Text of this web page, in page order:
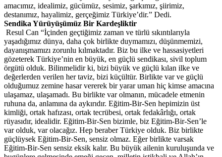
amacımız, idealimiz, gücümüz, sesimiz, şarkımız, şiirimiz,
destanımız, hayalimiz, gerçeğimiz Türkiye’dir.” Dedi.
Sendika Yürüyüşümüz Bir Kardeşliktir
Resul Can “İçinden geçtiğimiz zaman ve türlü sıkıntılarıyla
yaşadığımız dünya, daha çok birlikte duymamızı, düşünmemizi,
dayanışmamızı zorunlu kılmaktadır. Biz bu ilke ve hassasiyetleri
gözeterek Türkiye’nin en büyük, en güçlü sendikası, sivil toplum
örgütü olduk. Bilinmelidir ki, bizi büyük ve güçlü kılan ilke ve
değerlerden verilen her taviz, bizi küçültür. Birlikte var ve güçlü
olduğumuz zemine hasar vererek bir yarar uman hiç kimse amacına
ulaşamaz, ulaşamadı. Bu birlikte var olmanın, mücadele etmenin
ruhuna da, anlamına da aykırıdır. Eğitim-Bir-Sen hepimizin üst
kimliği, ortak hafızası, ortak tecrübesi, ortak fedakârlığı, ortak
rüyasıdır, idealidir. Eğitim-Bir-Sen bizimle, biz Eğitim-Bir-Sen’le
var olduk, var olacağız. Hep beraber Türkiye olduk. Biz birlikte
güçlüysek Eğitim-Bir-Sen, sensiz olmaz. Eğer birlikte varsak
Eğitim-Bir-Sen sensiz eksik kalır. Bu büyük ailenin kuruluşunda ve